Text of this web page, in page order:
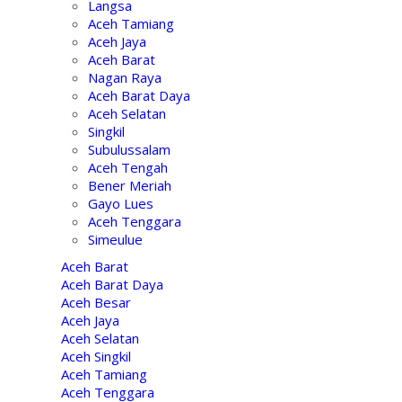
Langsa
Aceh Tamiang
Aceh Jaya
Aceh Barat
Nagan Raya
Aceh Barat Daya
Aceh Selatan
Singkil
Subulussalam
Aceh Tengah
Bener Meriah
Gayo Lues
Aceh Tenggara
Simeulue
Aceh Barat
Aceh Barat Daya
Aceh Besar
Aceh Jaya
Aceh Selatan
Aceh Singkil
Aceh Tamiang
Aceh Tenggara